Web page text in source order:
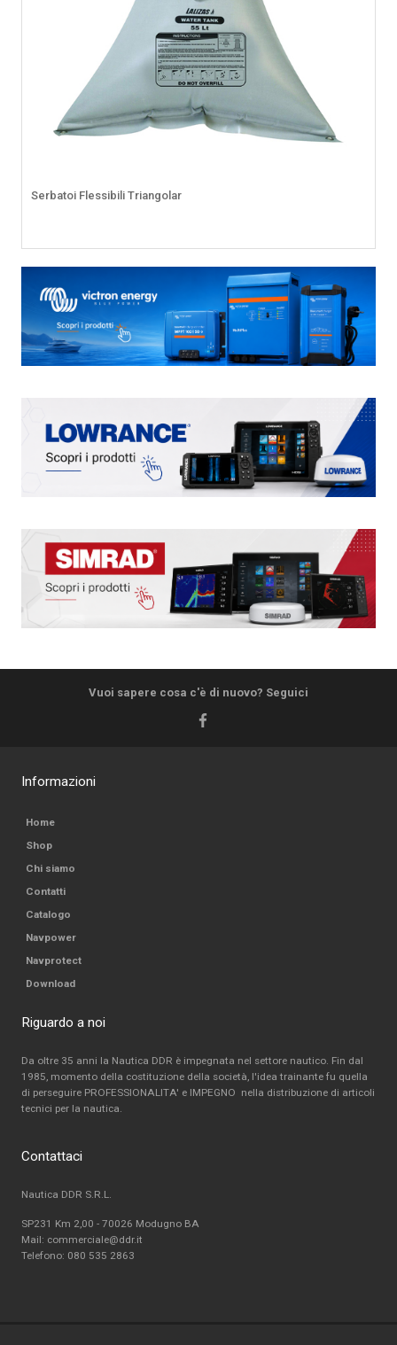
Serbatoi Flessibili Triangolar
Vuoi sapere cosa c'è di nuovo? Seguici
Informazioni
Home
Shop
Chi siamo
Contatti
Catalogo
Navpower
Navprotect
Download
Riguardo a noi
Da oltre 35 anni la Nautica DDR è impegnata nel settore nautico. Fin dal
1985, momento della costituzione della società, l'idea trainante fu quella
di perseguire PROFESSIONALITA' e IMPEGNO nella distribuzione di articoli
tecnici per la nautica.
Contattaci
Nautica DDR S.R.L.
SP231 Km 2,00 - 70026 Modugno BA
Mail: commerciale@ddr.it
Telefono: 080 535 2863